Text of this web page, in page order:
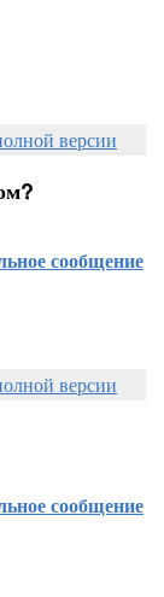
версии
сообщение
версии
сообщение